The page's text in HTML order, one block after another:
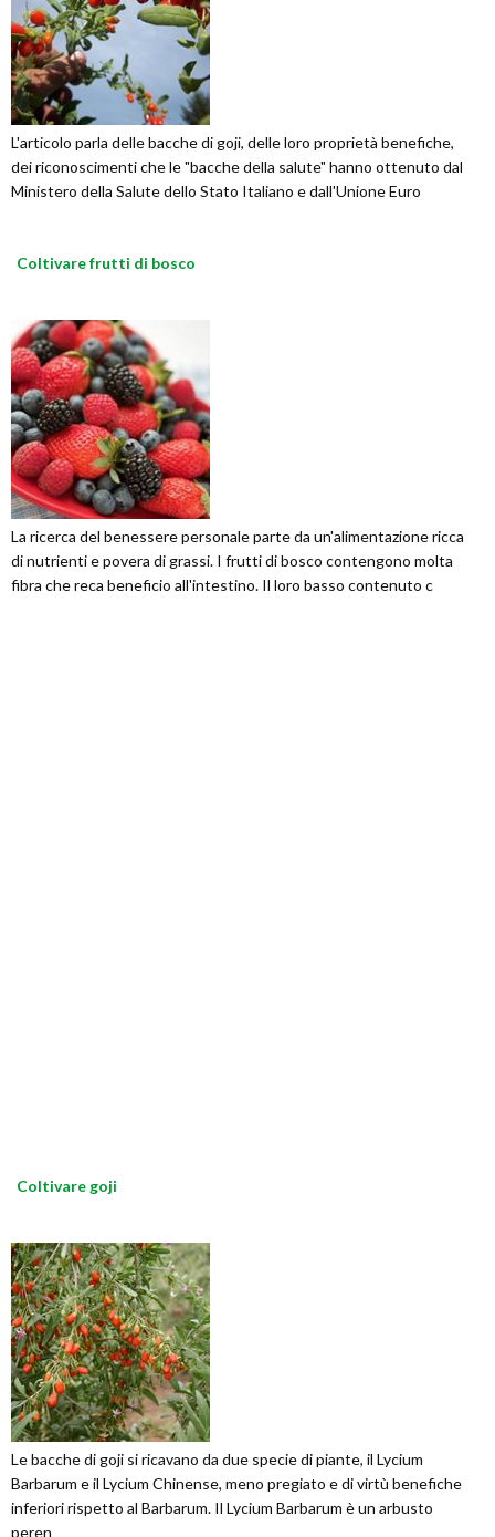
L'articolo parla delle bacche di goji, delle loro proprietà benefiche,
dei riconoscimenti che le "bacche della salute" hanno ottenuto dal
Ministero della Salute dello Stato Italiano e dall'Unione Euro
Coltivare frutti di bosco
La ricerca del benessere personale parte da un'alimentazione ricca
di nutrienti e povera di grassi. I frutti di bosco contengono molta
fibra che reca beneficio all'intestino. Il loro basso contenuto c
Coltivare goji
Le bacche di goji si ricavano da due specie di piante, il Lycium
Barbarum e il Lycium Chinense, meno pregiato e di virtù benefiche
inferiori rispetto al Barbarum. Il Lycium Barbarum è un arbusto
peren